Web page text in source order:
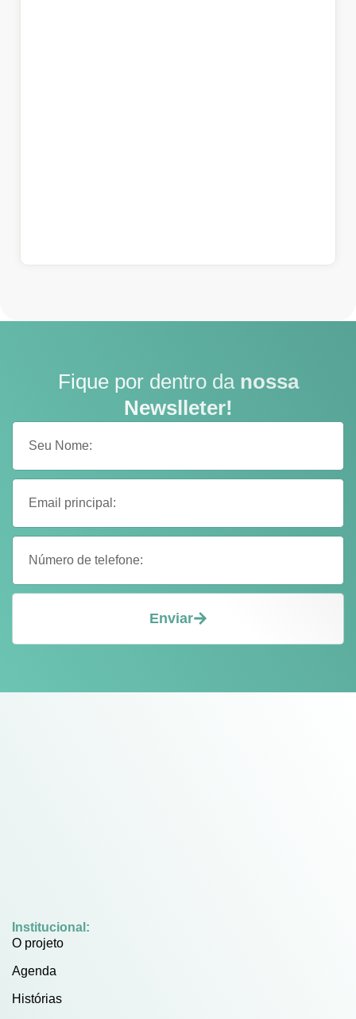
Fique por dentro da nossa
Newslleter!
Enviar
Institucional:
O projeto
Agenda
Histórias